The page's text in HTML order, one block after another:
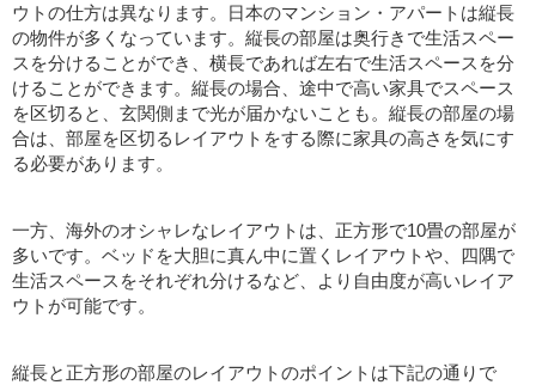
ウトの仕方は異なります。日本のマンション・アパートは縦長
の物件が多くなっています。縦長の部屋は奥行きで生活スペー
スを分けることができ、横長であれば左右で生活スペースを分
けることができます。縦長の場合、途中で高い家具でスペース
を区切ると、玄関側まで光が届かないことも。縦長の部屋の場
合は、部屋を区切るレイアウトをする際に家具の高さを気にす
る必要があります。
一方、海外のオシャレなレイアウトは、正方形で10畳の部屋が
多いです。ベッドを大胆に真ん中に置くレイアウトや、四隅で
生活スペースをそれぞれ分けるなど、より自由度が高いレイア
ウトが可能です。
縦長と正方形の部屋のレイアウトのポイントは下記の通りで